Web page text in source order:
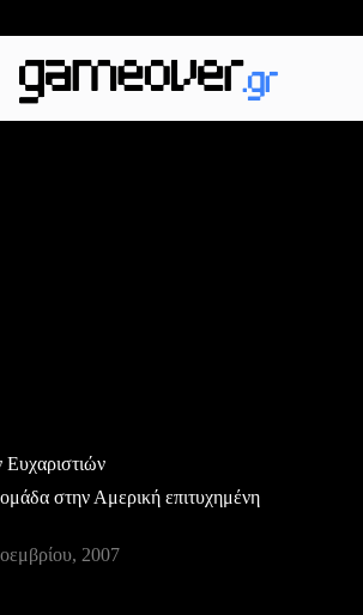
στην Αμερική επιτυχημένη
2007